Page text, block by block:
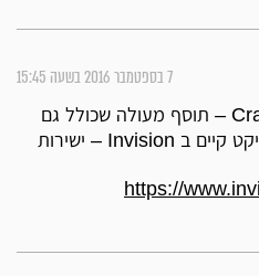
7 בספטמבר 2016 בשעה 15:45
ול Invision יש את Craft – תוסף מעולה שכולל גם
אפשרות לסנכרן לפרויקט קיים ב Invision – ישירות
https://